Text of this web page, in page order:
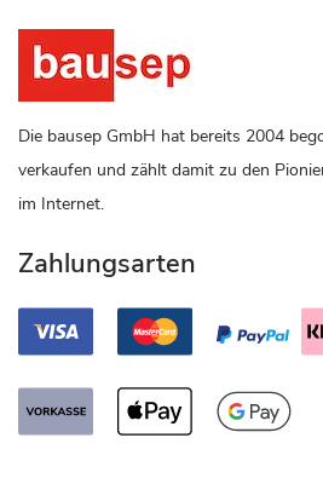
Die bausep GmbH hat bereits 2004
verkaufen und zählt damit zu den
im Internet.
Zahlungsarten